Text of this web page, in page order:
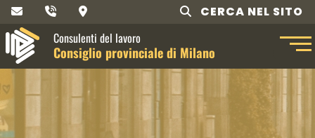
CERCA NEL SITO
Consulenti del lavoro
Consiglio provinciale di Milano